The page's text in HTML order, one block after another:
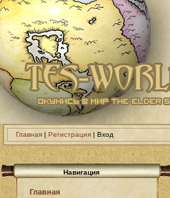
Главная | Регистрация | Вход
Навигация
Главная